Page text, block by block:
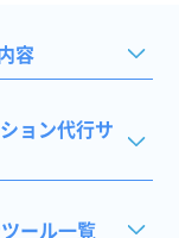
容
ョン代行サ
ール一覧